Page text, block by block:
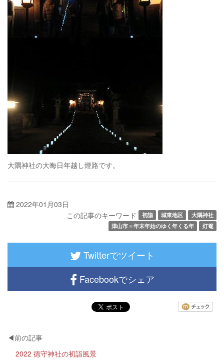
大隅神社の大晦日年越し燈路です。
2022年01月03日
この記事のキーワード
初詣 城東地区
大隅神社
津山市＝年末年始のゆく年くる年
灯篭
Twitterでツイート
Facebookでシェア
2022 徳守神社の初詣風景